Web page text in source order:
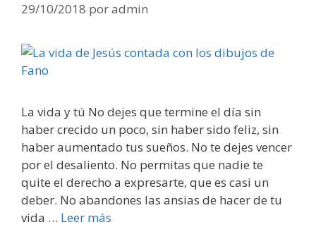
29/10/2018 poradmin
La vida y tú No dejes que termine el día sin
haber crecido un poco, sin haber sido feliz, sin
haber aumentado tus sueños. No te dejes vencer
por el desaliento. No permitas que nadie te
quite el derecho a expresarte, que es casi un
deber. No abandones las ansias de hacer de tu
vida … Leer más